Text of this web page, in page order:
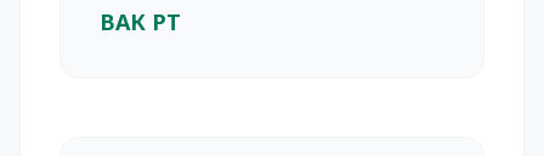
ВАК РТ